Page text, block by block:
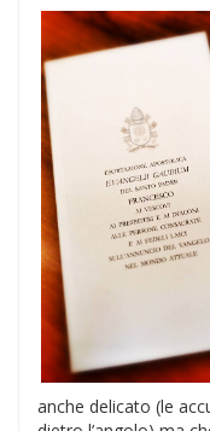
anche delicato (le